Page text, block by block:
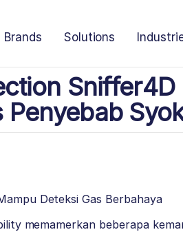
Brands Solutions
Penyebab
Deteksi Gas Berbahaya
memamerkan beberapa